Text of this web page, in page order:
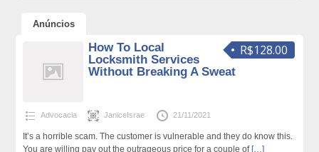
Anúncios
R$128.00
How To Local
Locksmith Services
Without Breaking A Sweat
Advocacia JaniceIsrae 21/11/2021
It’s a horrible scam. The customer is vulnerable and they do know this.
You are willing pay out the outrageous price for a couple of […]